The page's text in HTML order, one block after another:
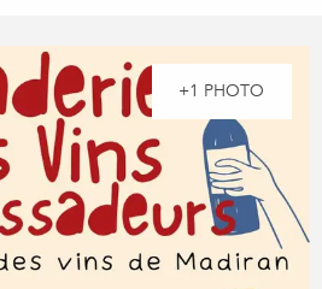
+1 PHOTO